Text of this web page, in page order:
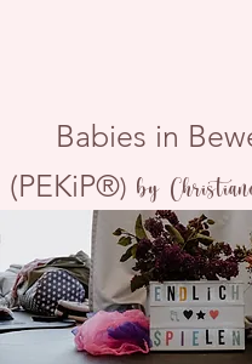
Babies in
(PEKiP®) by